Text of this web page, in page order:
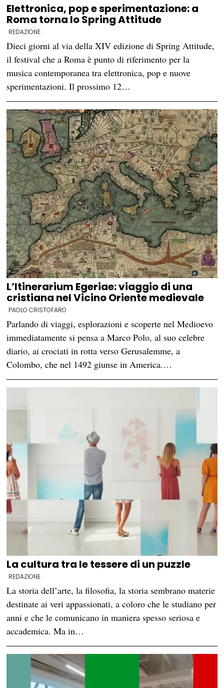
Elettronica, pop e sperimentazione: a
Roma torna lo Spring Attitude
REDAZIONE
Dieci giorni al via della XIV edizione di Spring Attitude,
il festival che a Roma è punto di riferimento per la
musica contemporanea tra elettronica, pop e nuove
sperimentazioni. Il prossimo 12…
L’Itinerarium Egeriae: viaggio di una
cristiana nel Vicino Oriente medievale
PAOLO CRISTOFARO
Parlando di viaggi, esplorazioni e scoperte nel Medioevo
immediatamente si pensa a Marco Polo, al suo celebre
diario, ai crociati in rotta verso Gerusalemme, a
Colombo, che nel 1492 giunse in America.…
La cultura tra le tessere di un puzzle
REDAZIONE
La storia dell’arte, la filosofia, la storia sembrano materie
destinate ai veri appassionati, a coloro che le studiano per
anni e che le comunicano in maniera spesso seriosa e
accademica. Ma in…